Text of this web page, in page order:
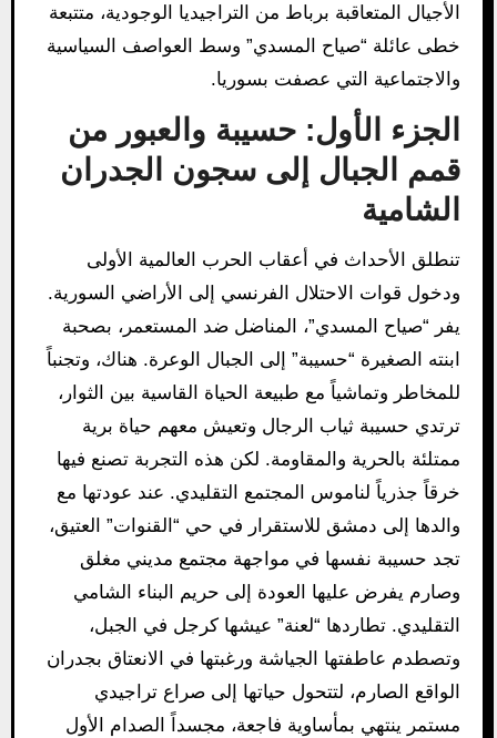
الأجيال المتعاقبة برباط من التراجيديا الوجودية، متتبعة
خطى عائلة “صياح المسدي” وسط العواصف السياسية
والاجتماعية التي عصفت بسوريا.
الجزء الأول: حسيبة والعبور من
قمم الجبال إلى سجون الجدران
الشامية
تنطلق الأحداث في أعقاب الحرب العالمية الأولى
ودخول قوات الاحتلال الفرنسي إلى الأراضي السورية.
يفر “صياح المسدي”، المناضل ضد المستعمر، بصحبة
ابنته الصغيرة “حسيبة” إلى الجبال الوعرة. هناك، وتجنباً
للمخاطر وتماشياً مع طبيعة الحياة القاسية بين الثوار،
ترتدي حسيبة ثياب الرجال وتعيش معهم حياة برية
ممتلئة بالحرية والمقاومة. لكن هذه التجربة تصنع فيها
خرقاً جذرياً لناموس المجتمع التقليدي. عند عودتها مع
والدها إلى دمشق للاستقرار في حي “القنوات” العتيق،
تجد حسيبة نفسها في مواجهة مجتمع مديني مغلق
وصارم يفرض عليها العودة إلى حريم البناء الشامي
التقليدي. تطاردها “لعنة” عيشها كرجل في الجبل،
وتصطدم عاطفتها الجياشة ورغبتها في الانعتاق بجدران
الواقع الصارم، لتتحول حياتها إلى صراع تراجيدي
مستمر ينتهي بمأساوية فاجعة، مجسداً الصدام الأول